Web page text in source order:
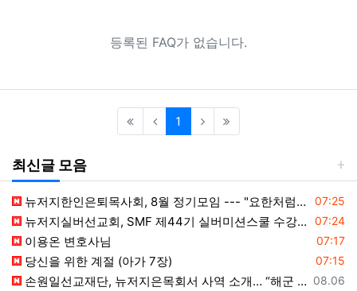
등록된 FAQ가 없습니다.
1 (current)
최신글 모음
등록일
07:25
뉴저지한인은퇴목사회, 8월 정기모임 --- "요한처럼 예수님만 높이며 살자"
등록일
07:24
뉴저지실버선교회, SMF 제44기 실버미션스쿨 수강생 모집
등록일
07:17
이용온 변호사님
등록일
07:15
당신을 위한 계절 (아가 7장)
등록일
08.06
손원일선교재단, 뉴저지은목회서 사역 소개… “해군 함정마다 예배 공동체 세우는 일에 기도와 협력을”